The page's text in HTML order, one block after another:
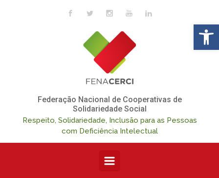
Skip to main content
Federação Nacional de Cooperativas de
Solidariedade Social
Respeito, Solidariedade, Inclusão para as Pessoas
com Deficiência Intelectual